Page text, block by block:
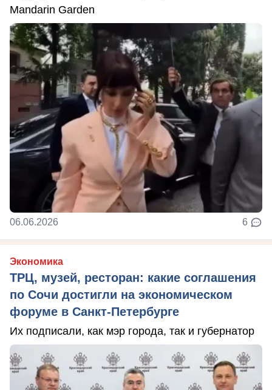
Mandarin Garden
06.06.2026 6
Экономика
ТРЦ, музей, ресторан: какие соглашения
по Сочи достигли на экономическом
форуме в Санкт-Петербурге
Их подписали, как мэр города, так и губернатор